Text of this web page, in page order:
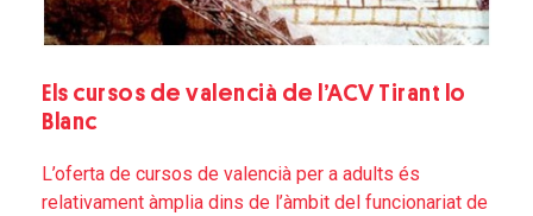
Els cursos de valencià de l’ACV Tirant lo
Blanc
L’oferta de cursos de valencià per a adults és
relativament àmplia dins de l’àmbit del funcionariat de